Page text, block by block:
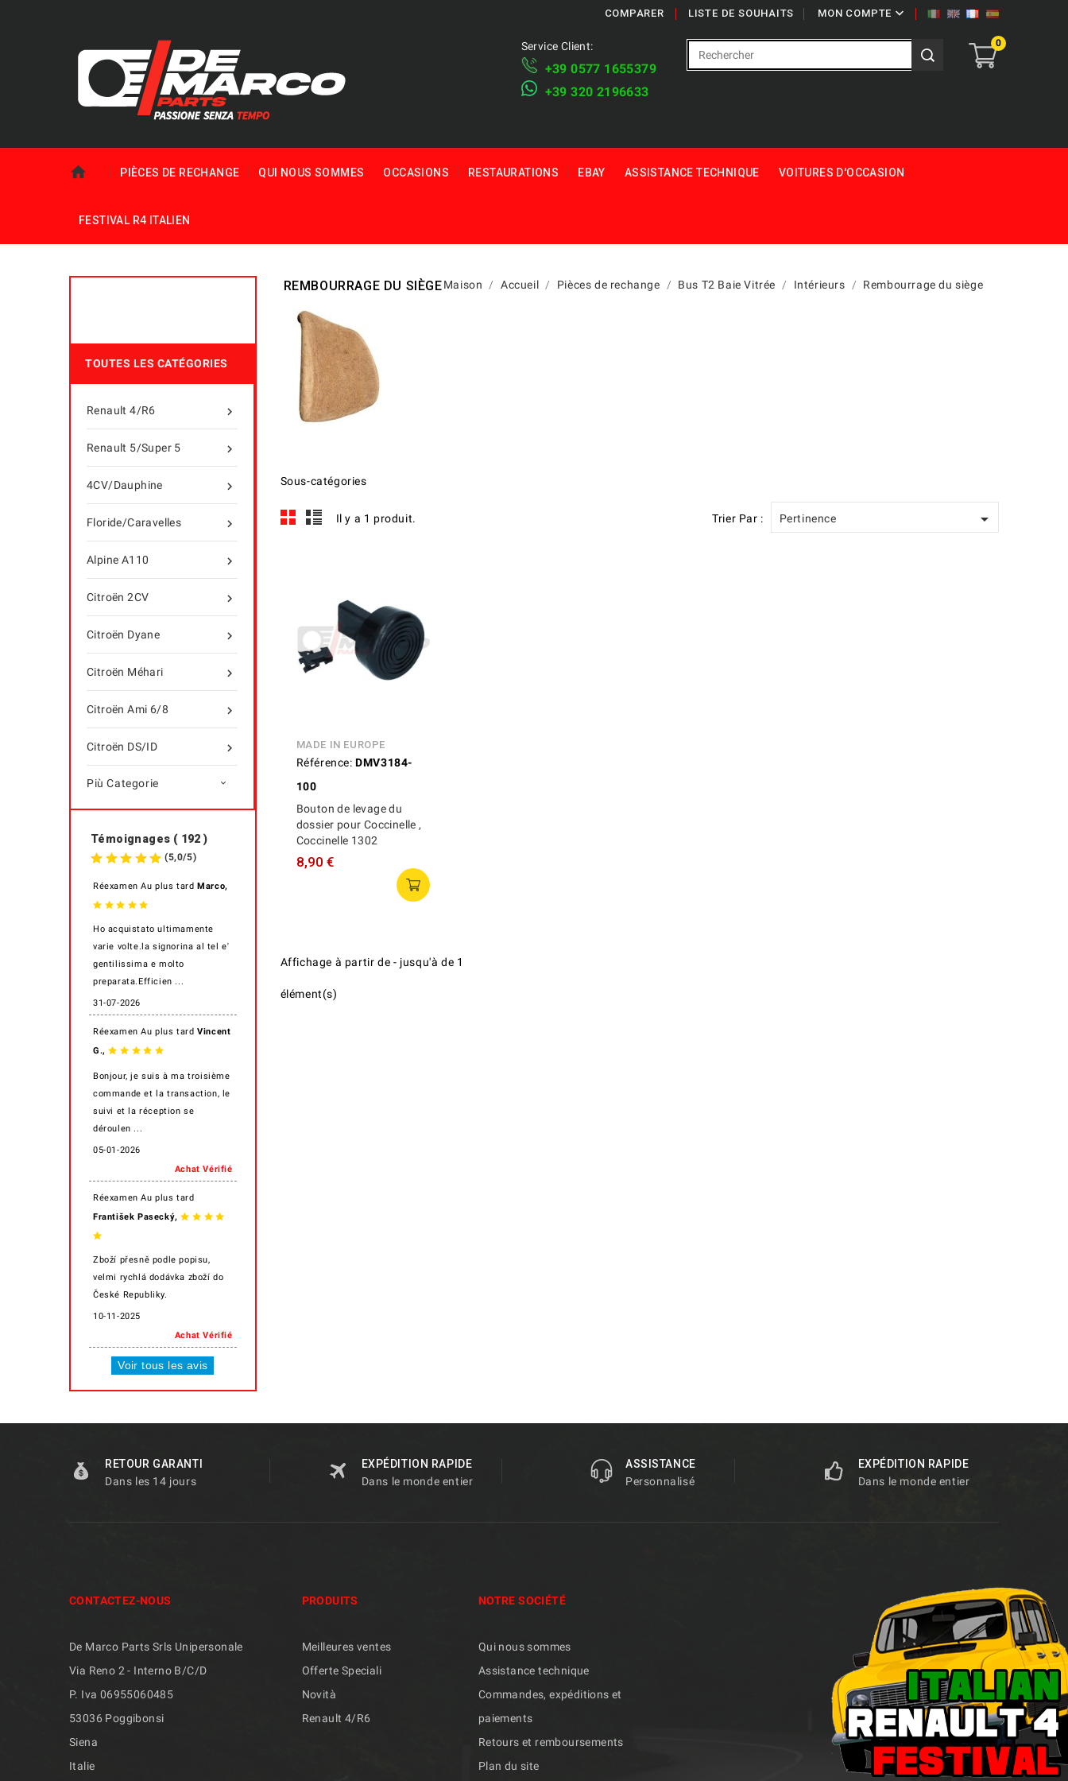
MON COMPTE 
LISTE DE SOUHAITS
COMPARER
0
Service Client:
+39 ​​0577 1655379
​+39 320 2196633
PIÈCES DE RECHANGE QUI NOUS SOMMES OCCASIONS RESTAURATIONS EBAY ASSISTANCE TECHNIQUE VOITURES D'OCCASION
FESTIVAL R4 ITALIEN
TOUTES LES CATÉGORIES

Renault 4/R6

Renault 5/Super 5

4CV/Dauphine

Floride/Caravelles

Alpine A110

Citroën 2CV

Citroën Dyane

Citroën Méhari

Citroën Ami 6/8

Citroën DS/ID
Più Categorie 
Témoignages ( 192 )
(5,0/5)
Réexamen Au plus tardMarco,
Ho acquistato ultimamente
varie volte.la signorina al tel e'
gentilissima e molto
preparata.Efficien ...
31-07-2026
Réexamen Au plus tardVincent
G.,
Bonjour, je suis à ma troisième
commande et la transaction, le
suivi et la réception se
déroulen ...
05-01-2026
Achat Vérifié
Réexamen Au plus tard
František Pasecký,
Zboží přesně podle popisu,
velmi rychlá dodávka zboží do
České Republiky.
10-11-2025
Achat Vérifié
Voir tous les avis
REMBOURRAGE DU SIÈGEMaison Accueil Pièces de rechange Bus T2 Baie Vitrée Intérieurs Rembourrage du siège
Sous-catégories
Il y a 1 produit. Trier Par : Pertinence 
MADE IN EUROPE
Référence: DMV3184-
100
Bouton de levage du
dossier pour Coccinelle ,
Coccinelle 1302
8,90 €
Affichage à partir de - jusqu'à de 1
élément(s)
RETOUR GARANTI
Dans les 14 jours
EXPÉDITION RAPIDE
Dans le monde entier
ASSISTANCE
Personnalisé
EXPÉDITION RAPIDE
Dans le monde entier
CONTACTEZ-NOUS
De Marco Parts Srls Unipersonale
Via Reno 2 - Interno B/C/D
P. Iva 06955060485
53036 Poggibonsi
Siena
Italie
PRODUITS
Meilleures ventes
Offerte Speciali
Novità
Renault 4/R6
NOTRE SOCIÉTÉ
Qui nous sommes
Assistance technique
Commandes, expéditions et
paiements
Retours et remboursements
Plan du site